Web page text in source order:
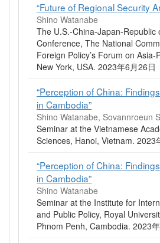
“Future of Regional Security
Shino Watanabe
The U.S.-China-Japan-Republic
Conference, The National
Foreign Policy’s Forum on Asia-
New York, USA. 2023年6月26日
“Perception of China:
in Cambodia”
Shino Watanabe, Sovannroeun
Seminar at the Vietnamese
Sciences, Hanoi, Vietnam. 2023
“Perception of China:
in Cambodia”
Shino Watanabe
Seminar at the Institute for
and Public Policy, Royal
Phnom Penh, Cambodia. 2023